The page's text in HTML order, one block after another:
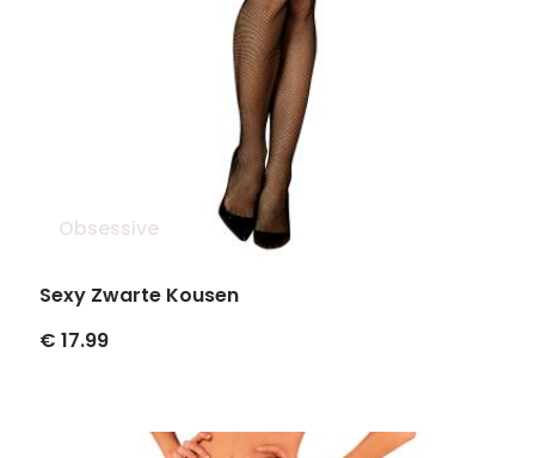
Obsessive
Sexy Zwarte Kousen
€ 17.99